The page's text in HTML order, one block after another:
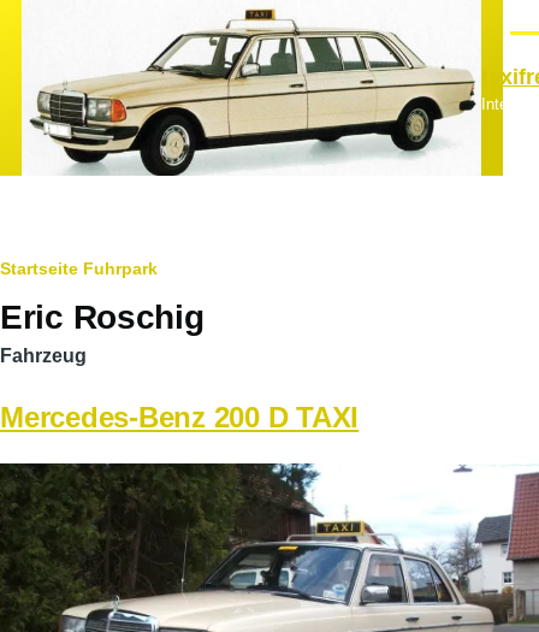
Pfadnavigation
Startseite Fuhrpark
Eric Roschig
Fahrzeug
Mercedes-Benz 200 D TAXI
Hauptfahrzeugbild